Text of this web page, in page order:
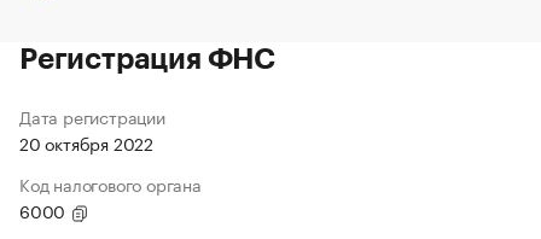
Регистрация ФНС
Дата регистрации
20 октября 2022
Код налогового органа
6000